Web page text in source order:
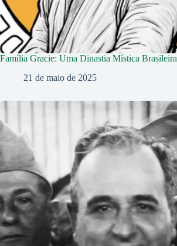
Família Gracie: Uma Dinastia Mística Brasileira
21 de maio de 2025